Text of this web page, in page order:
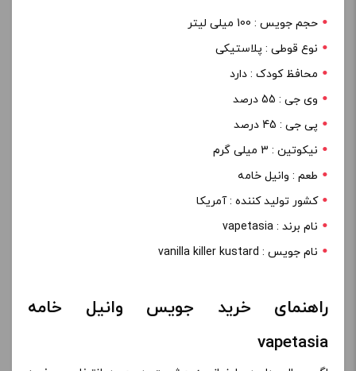
حجم جویس : 100 میلی لیتر
نوع قوطی : پلاستیکی
محافظ کودک : دارد
وی جی : 55 درصد
پی جی : 45 درصد
نیکوتین : 3 میلی گرم
طعم : وانیل خامه
کشور تولید کننده : آمریکا
نام برند : vapetasia
نام جویس : vanilla killer kustard
راهنمای خرید جویس وانیل خامه
vapetasia